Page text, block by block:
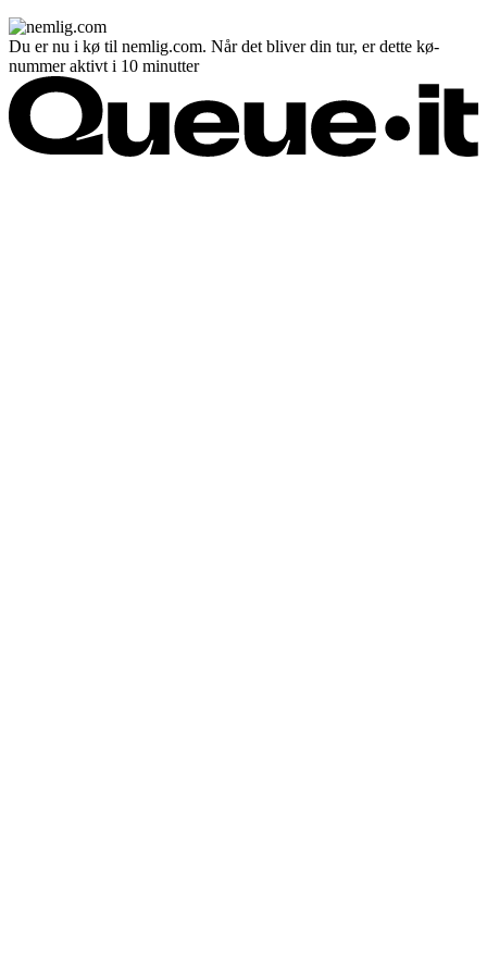
Du er nu i kø til nemlig.com. Når det bliver din tur, er dette kø-
nummer aktivt i 10 minutter